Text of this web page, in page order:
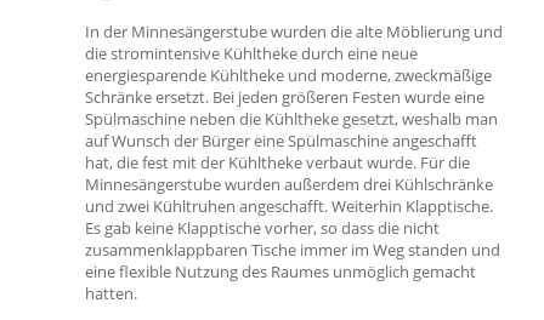
In der Minnesängerstube wurden die alte Möblierung und
die stromintensive Kühltheke durch eine neue
energiesparende Kühltheke und moderne, zweckmäßige
Schränke ersetzt. Bei jeden größeren Festen wurde eine
Spülmaschine neben die Kühltheke gesetzt, weshalb man
auf Wunsch der Bürger eine Spülmaschine angeschafft
hat, die fest mit der Kühltheke verbaut wurde. Für die
Minnesängerstube wurden außerdem drei Kühlschränke
und zwei Kühltruhen angeschafft. Weiterhin Klapptische.
Es gab keine Klapptische vorher, so dass die nicht
zusammenklappbaren Tische immer im Weg standen und
eine flexible Nutzung des Raumes unmöglich gemacht
hatten.